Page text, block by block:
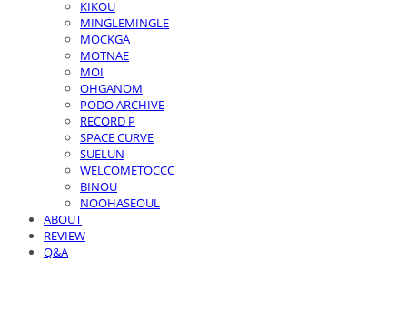
KIKOU
MINGLEMINGLE
MOCKGA
MOTNAE
MOI
OHGANOM
PODO ARCHIVE
RECORD P
SPACE CURVE
SUELUN
WELCOMETOCCC
BINOU
NOOHASEOUL
ABOUT
REVIEW
Q&A